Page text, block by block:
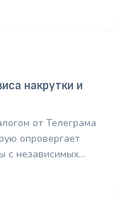
накрутки и
от Телеграма
опровергает
с независимых